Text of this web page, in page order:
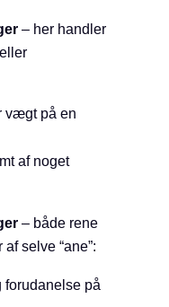
– her handler
vægt på en
af noget
– både rene
selve “ane”:
forudanelse på